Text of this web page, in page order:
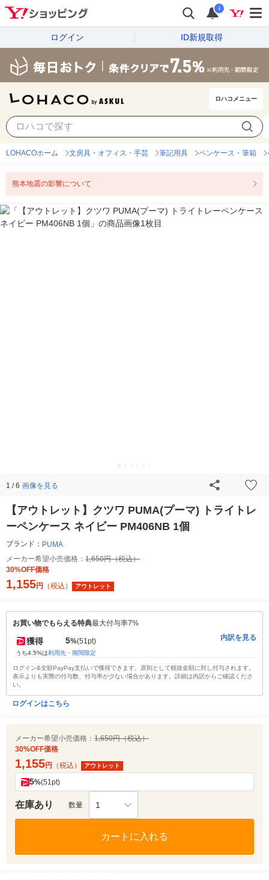
i
ログイン ID新規取得
ロハコメニュー
LOHACOホーム 文房具・オフィス・手芸 筆記用具 ペンケース・筆箱
熊本地震の影響について
1 / 6 画像を見る
【アウトレット】クツワ PUMA(プーマ) トライトレ
ーペンケース ネイビー PM406NB 1個
ブランド： PUMA
メーカー希望小売価格： 1,650円（税込）
30%OFF価格
1,155円 （税込） アウトレット
お買い物でもらえる特典最大付与率7%
獲得 5%(51pt)
うち4.5%は利用先・期間限定
内訳を見る
ログイン&全額PayPay支払いで獲得できます。原則として税抜金額に対し付与されます。
表示よりも実際の付与数、付与率が少ない場合があります。詳細は内訳からご確認くださ
い。
ログインはこちら
メーカー希望小売価格： 1,650円（税込）
30%OFF価格
1,155円 （税込） アウトレット
5%(51pt)
在庫あり 数量 1
カートに入れる